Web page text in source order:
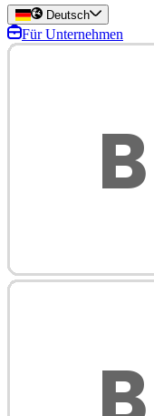
Deutsch
Für Unternehmen